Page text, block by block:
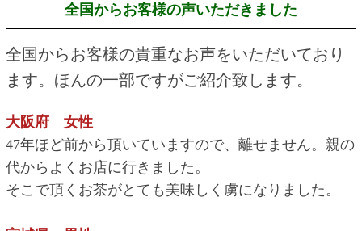
全国からお客様の声いただきました
全国からお客様の貴重なお声をいただいており
ます。ほんの一部ですがご紹介致します。
大阪府 女性
47年ほど前から頂いていますので、離せません。親の
代からよくお店に行きました。
そこで頂くお茶がとても美味しく虜になりました。